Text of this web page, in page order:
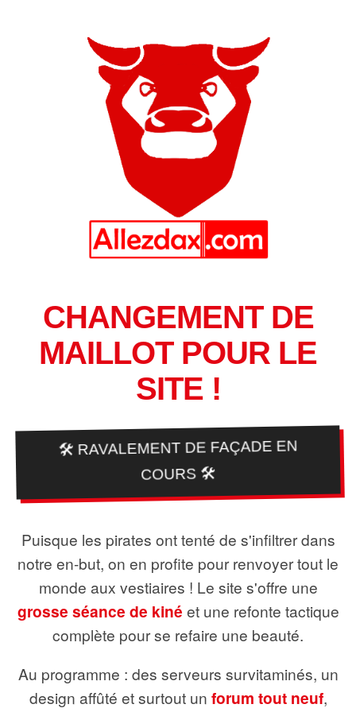
CHANGEMENT DE
MAILLOT POUR LE
SITE !
🛠️ RAVALEMENT DE FAÇADE EN
COURS 🛠️
Puisque les pirates ont tenté de s'infiltrer dans
notre en-but, on en profite pour renvoyer tout le
monde aux vestiaires ! Le site s'offre une
grosse séance de kiné et une refonte tactique
complète pour se refaire une beauté.
Au programme : des serveurs survitaminés, un
design affûté et surtout un forum tout neuf,